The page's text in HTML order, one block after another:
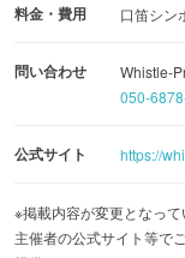
料金・費用 口笛シン
問い合わせ
Whistle-
050-
公式サイト https://
※掲載内容が変更となっ
主催者の公式サイト等で